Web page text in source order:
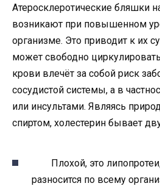
Атеросклеротические бляшки
возникают при повышенном
организме. Это приводит к их
может свободно
крови влечёт за собой риск
сосудистой системы, а в
или инсультами. Являясь
спиртом, холестерин бывает
Плохой, это
разносится по всему